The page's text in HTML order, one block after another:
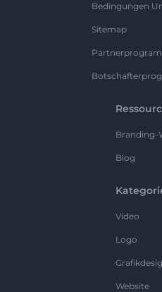
Bedingungen
Sitemap
Branding-
Blog
Video
Logo
Website